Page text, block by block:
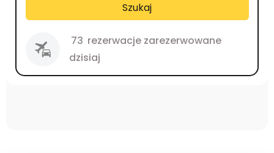
Szukaj
73 rezerwacje zarezerwowane
dzisiaj